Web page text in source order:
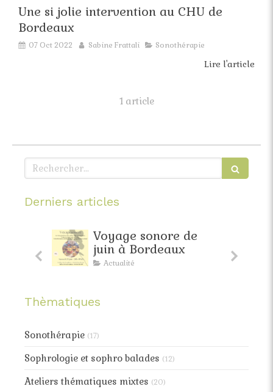
Une si jolie intervention au CHU de
Bordeaux
07 Oct 2022 Sabine Frattali Sonothérapie
Lire l'article
1 article
Rechercher
Derniers articles
Voyage sonore de
juin à Bordeaux
Actualité
Thèmatiques
Sonothérapie (17)
Sophrologie et sophro balades (12)
Ateliers thématiques mixtes (20)